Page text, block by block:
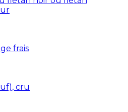
frais
cru